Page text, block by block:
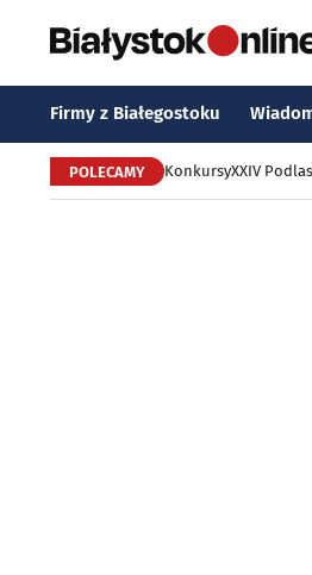
Firmy z Białegostoku
POLECAMY KonkursyXXIV